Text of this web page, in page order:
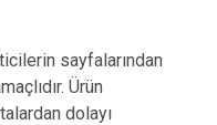
sayfalarından
Ürün
dolayı